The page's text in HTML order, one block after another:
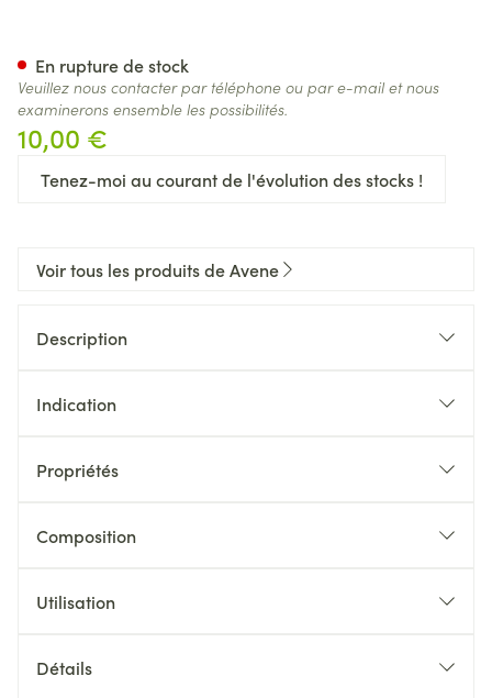
10,00 €
Tenez-moi au courant de l'évolution des stocks !
En rupture de stock
Veuillez nous contacter par téléphone ou par e-mail et nous
examinerons ensemble les possibilités.
Voir tous les produits de Avene
Description
Indication
Propriétés
Composition
Utilisation
Détails